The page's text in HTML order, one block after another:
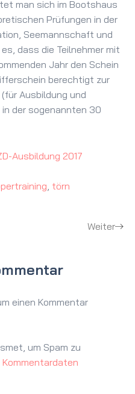
man sich im Bootshaus
Prüfungen in der
Seemannschaft und
dass die Teilnehmer mit
Jahr den Schein
berechtigt zur
Ausbildung und
in der sogenannten 30
törn
Weiter
einen Kommentar
um Spam zu
Kommentardaten